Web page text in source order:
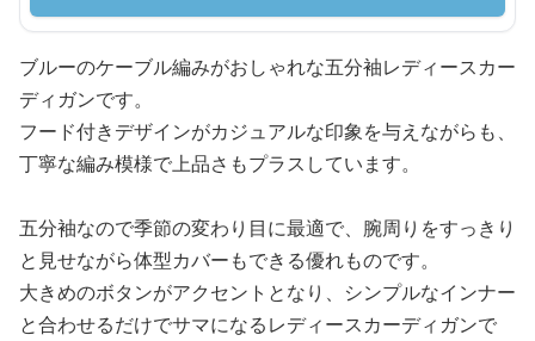
ブルーのケーブル編みがおしゃれな五分袖レディースカー
ディガンです。
フード付きデザインがカジュアルな印象を与えながらも、
丁寧な編み模様で上品さもプラスしています。
五分袖なので季節の変わり目に最適で、腕周りをすっきり
と見せながら体型カバーもできる優れものです。
大きめのボタンがアクセントとなり、シンプルなインナー
と合わせるだけでサマになるレディースカーディガンで